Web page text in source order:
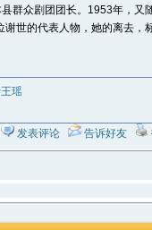
群众剧团团长。1953年，又
世的代表人物，她的离去，
瑶
发表评论
告诉好友